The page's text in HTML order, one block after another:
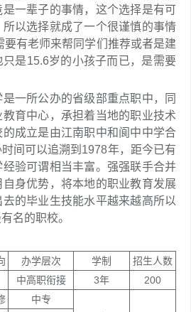
一辈子的事情，这个选择是有可
以选择就成了一个很谨慎的事情
要有老师来帮同学们推荐或者是建
是15.6岁的小孩子而已，是需要
一所公办的省级部重点职中，同
育中心，承担着当地的职业技术
成立是由江南职中和阆中中学合
间可以追溯到1978年，距今已有
验可谓相当丰富。强强联手合并
身优势，将本地的职业教育发展
的毕业生技能水平越来越高所以
名的职校。
办学层次 学制
招生人数
中高职衔接 3年 200
中专